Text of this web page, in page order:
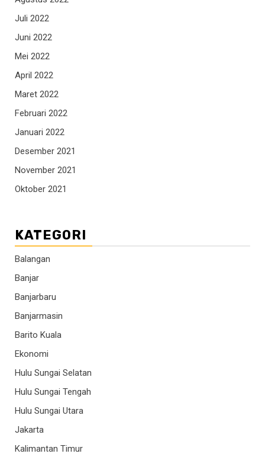
Juli 2022
Juni 2022
Mei 2022
April 2022
Maret 2022
Februari 2022
Januari 2022
Desember 2021
November 2021
Oktober 2021
KATEGORI
Balangan
Banjar
Banjarbaru
Banjarmasin
Barito Kuala
Ekonomi
Hulu Sungai Selatan
Hulu Sungai Tengah
Hulu Sungai Utara
Jakarta
Kalimantan Timur